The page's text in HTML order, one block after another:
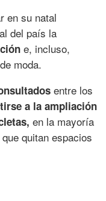
en su natal
del país la
e, incluso,
moda.
entre los
a la ampliación
en la mayoría
quitan espacios